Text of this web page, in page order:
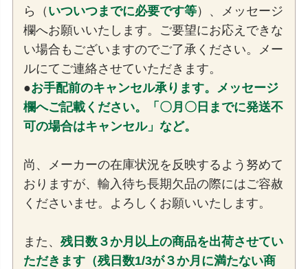
ら（ いついつまでに必要です等）、メッセージ
欄へお願いいたします。ご要望にお応えできな
い場合もございますのでご了承ください。メー
ルにてご連絡させていただきます。
●お手配前のキャンセル承ります。メッセージ
欄へご記載ください。「〇月〇日までに発送不
可の場合はキャンセル」など。
尚、メーカーの在庫状況を反映するよう努めて
おりますが、輸入待ち長期欠品の際にはご容赦
くださいませ。よろしくお願いいたします。
また、 残日数３か月以上の商品を出荷させてい
ただきます（残日数1/3が３か月に満たない商